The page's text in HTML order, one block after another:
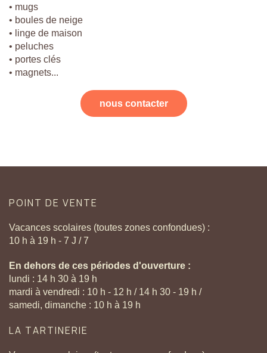
• mugs
• boules de neige
• linge de maison
• peluches
• portes clés
• magnets...
nous contacter
POINT DE VENTE
Vacances scolaires (toutes zones confondues) :
10 h à 19 h - 7 J / 7
En dehors de ces périodes d'ouverture :
lundi : 14 h 30 à 19 h
mardi à vendredi : 10 h - 12 h / 14 h 30 - 19 h /
samedi, dimanche : 10 h à 19 h
LA TARTINERIE